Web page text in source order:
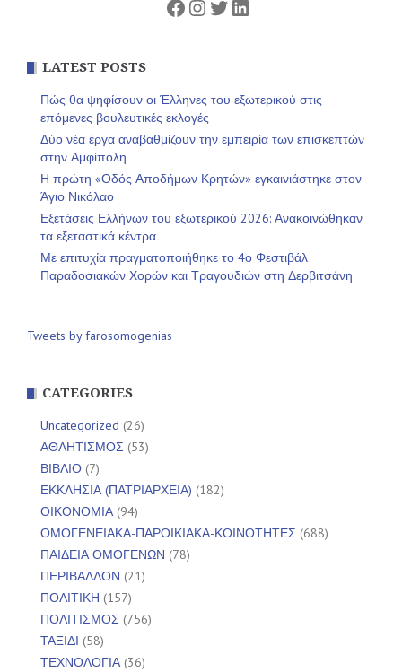
Facebook
Instagram
Twitter
Linkedin
LATEST POSTS
Πώς θα ψηφίσουν οι Έλληνες του εξωτερικού στις
επόμενες βουλευτικές εκλογές
Δύο νέα έργα αναβαθμίζουν την εμπειρία των επισκεπτών
στην Αμφίπολη
Η πρώτη «Οδός Αποδήμων Κρητών» εγκαινιάστηκε στον
Άγιο Νικόλαο
Εξετάσεις Ελλήνων του εξωτερικού 2026: Ανακοινώθηκαν
τα εξεταστικά κέντρα
Με επιτυχία πραγματοποιήθηκε το 4ο Φεστιβάλ
Παραδοσιακών Χορών και Τραγουδιών στη Δερβιτσάνη
Tweets by farosomogenias
CATEGORIES
Uncategorized (26)
ΑΘΛΗΤΙΣΜΟΣ (53)
ΒΙΒΛΙΟ (7)
ΕΚΚΛΗΣΙΑ (ΠΑΤΡΙΑΡΧΕΙΑ) (182)
ΟΙΚΟΝΟΜΙΑ(94)
ΟΜΟΓΕΝΕΙΑΚΑ-ΠΑΡΟΙΚΙΑΚΑ-ΚΟΙΝΟΤΗΤΕΣ (688)
ΠΑΙΔΕΙΑ ΟΜΟΓΕΝΩΝ (78)
ΠΕΡΙΒΑΛΛΟΝ (21)
ΠΟΛΙΤΙΚΗ (157)
ΠΟΛΙΤΙΣΜΟΣ (756)
ΤΑΞΙΔΙ (58)
ΤΕΧΝΟΛΟΓΙΑ(36)